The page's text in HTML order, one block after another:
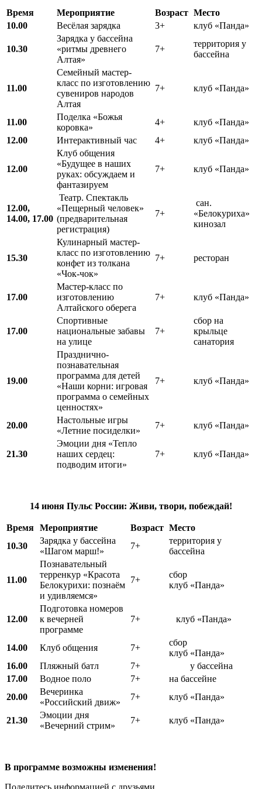
Время Мероприятие Возраст Место
10.00
Весёлая зарядка 3+ клуб «Панда»
10.30
Зарядка у бассейна
«ритмы древнего
Алтая»
7+
территория у
бассейна
11.00
Семейный мастер-
класс по изготовлению
сувениров народов
Алтая
7+ клуб «Панда»
11.00
Поделка «Божья
коровка»
4+
клуб «Панда»
12.00
Интерактивный час 4+ клуб «Панда»
12.00
Клуб общения
«Будущее в наших
руках: обсуждаем и
фантазируем
7+ клуб «Панда»
12.00,
14.00, 17.00
Театр. Спектакль
«Пещерный человек»
(предварительная
регистрация)
7+
сан.
«Белокуриха»
кинозал
15.30
Кулинарный мастер-
класс по изготовлению
конфет из толкана
«Чок-чок»
7+ ресторан
17.00
Мастер-класс по
изготовлению
Алтайского оберега
7+ клуб «Панда»
17.00
Спортивные
национальные забавы
на улице
7+
сбор на
крыльце
санатория
19.00
Празднично-
познавательная
программа для детей
«Наши корни: игровая
программа о семейных
ценностях»
7+ клуб «Панда»
20.00
Настольные игры
«Летние посиделки»
7+ клуб «Панда»
21.30
Эмоции дня «Тепло
наших сердец:
подводим итоги»
7+ клуб «Панда»
14 июня Пульс России: Живи, твори, побеждай!
Время Мероприятие Возраст Место
10.30
Зарядка у бассейна
«Шагом марш!»
7+
территория у
бассейна
11.00
Познавательный
терренкур «Красота
Белокурихи: познаём
и удивляемся»
7+
сбор
клуб «Панда»
12.00
Подготовка номеров
к вечерней
программе
7+ клуб «Панда»
14.00 Клуб общения 7+
сбор
клуб «Панда»
16.00
Пляжный батл 7+
у бассейна
17.00
Водное поло 7+
на бассейне
20.00
Вечеринка
«Российский движ»
7+ клуб «Панда»
21.30
Эмоции дня
«Вечерний стрим»
7+ клуб «Панда»
В программе возможны изменения!
Поделитесь информацией с друзьями